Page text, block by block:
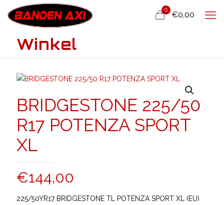
0
€0,00
Winkel
BRIDGESTONE 225/50
R17 POTENZA SPORT
XL
€144,00
225/50YR17 BRIDGESTONE TL POTENZA SPORT XL (EU)